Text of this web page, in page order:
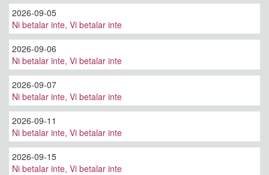
2026-09-05
Ni betalar inte, Vi betalar inte
2026-09-06
Ni betalar inte, Vi betalar inte
2026-09-07
Ni betalar inte, Vi betalar inte
2026-09-11
Ni betalar inte, Vi betalar inte
2026-09-15
Ni betalar inte, Vi betalar inte